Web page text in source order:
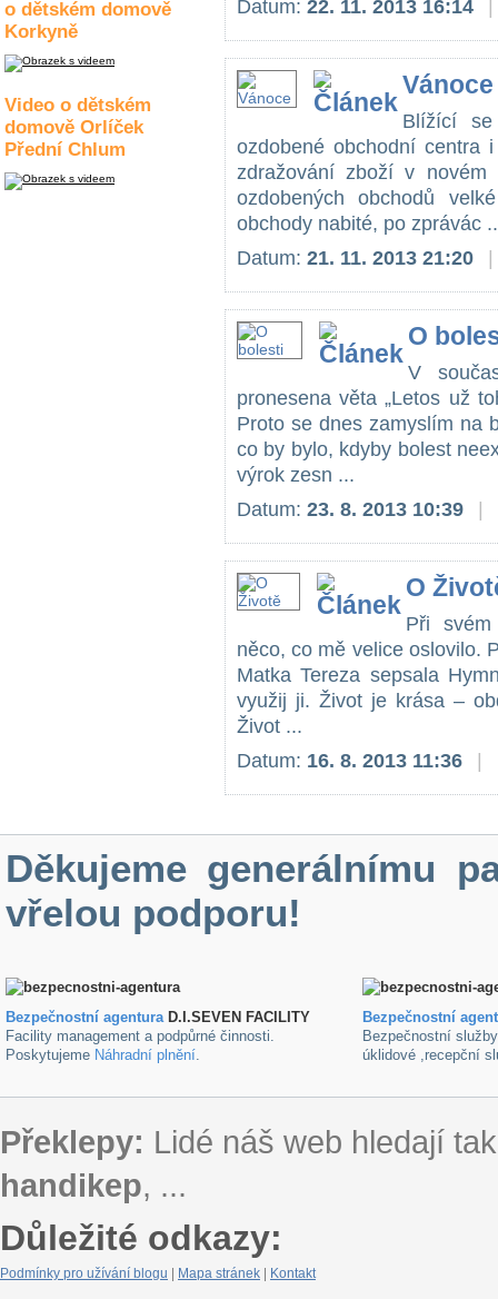
o dětském domově
Korkyně
Video o dětském
domově Orlíček
Přední Chlum
Datum: 22. 11. 2013 16:14
Vánoce
Blížící se
ozdobené obchodní centra
zdražování zboží v novém
ozdobených obchodů
obchody nabité, po zprávác
Datum: 21. 11. 2013 21:20
O
V
pronesena věta „Letos už
Proto se dnes zamyslím na
co by bylo, kdyby bolest
výrok zesn ...
Datum: 23. 8. 2013 10:39
O
Při
něco, co mě velice oslovilo.
Matka Tereza sepsala
využij ji. Život je krása –
Život ...
Datum: 16. 8. 2013 11:36
Děkujeme generálnímu
vřelou podporu!
Bezpečnostní agenturaD.I.SEVEN FACILITY
Facility management a podpůrné činnosti.
Poskytujeme Náhradní plnění.
Bezpečnostní
Bezpečnostní
úklidové ,recepční
Překlepy: Lidé náš web hledají
handikep, ...
Důležité odkazy:
Podmínky pro užívání blogu Mapa stránek Kontakt